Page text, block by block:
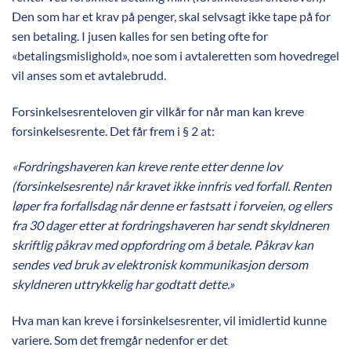
Den som har et krav på penger, skal selvsagt ikke tape på for
sen betaling. I jusen kalles for sen beting ofte for
«betalingsmislighold», noe som i avtaleretten som hovedregel
vil anses som et avtalebrudd.
Forsinkelsesrenteloven gir vilkår for når man kan kreve
forsinkelsesrente. Det får frem i § 2 at:
«Fordringshaveren kan kreve rente etter denne lov
(forsinkelsesrente) når kravet ikke innfris ved forfall. Renten
løper fra forfallsdag når denne er fastsatt i forveien, og ellers
fra 30 dager etter at fordringshaveren har sendt skyldneren
skriftlig påkrav med oppfordring om å betale. Påkrav kan
sendes ved bruk av elektronisk kommunikasjon dersom
skyldneren uttrykkelig har godtatt dette.»
Hva man kan kreve i forsinkelsesrenter, vil imidlertid kunne
variere. Som det fremgår nedenfor er det